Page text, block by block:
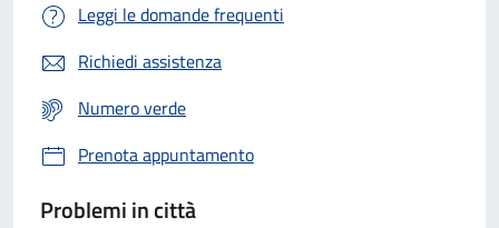
Leggi le domande frequenti
Richiedi assistenza
Numero verde
Prenota appuntamento
Problemi in città